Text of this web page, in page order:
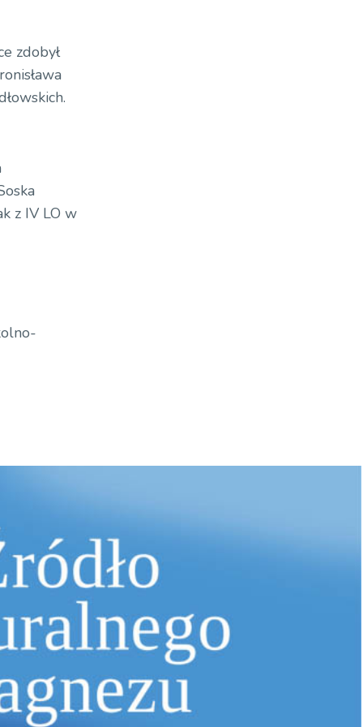
zdobył
z IV LO w